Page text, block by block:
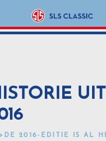
UIT
2016-EDITIE IS AL